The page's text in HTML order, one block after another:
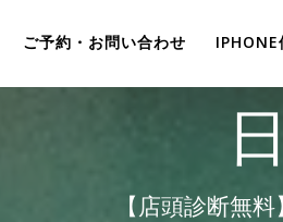
ご予約・お問い合わせ IPHONE
【店頭診断無